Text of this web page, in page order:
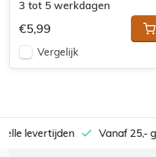
3 tot 5 werkdagen
€5,99
Vergelijk
levertijden Vanaf 25,-